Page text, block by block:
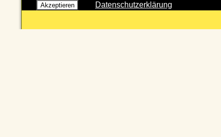
Akzeptieren Datenschutzerklärung